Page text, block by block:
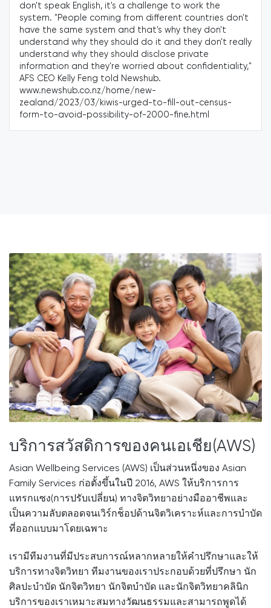
to work the
countries don't
why they don't
and they don't really
private
confidentiality,"
fill-out-census-
fine.html
"We've been to all the
submissions we had to
prioritised, and what we see
nothing about us. It's really
Auckland GP Carlos Lam said
of touch with Asian
enablers director Haggerty
interpretation services for
assess mental health services
providers. Link:
บริการสวัสดิการของคนเอเชีย(AWS)
Asian Wellbeing Services (AWS) เป็นส่วนหนึ่งของ Asian
Family Services ก่อตั้งขึ้นในปี 2016, AWS ให้บริการการ
แทรกแซง(การปรับเปลี่ยน) ทางจิตวิทยาอย่างมืออาชีพและ
เป็นความลับตลอดจนเวิร์กช็อปด้านจิตวิเคราะห์และการบำบัด
ที่ออกแบบมาโดยเฉพาะ
เรามีทีมงานที่มีประสบการณ์หลากหลายให้คำปรึกษาและให้
บริการทางจิตวิทยา ทีมงานของเราประกอบด้วยที่ปรึกษา นัก
ศิลปะบำบัด นักจิตวิทยา นักจิตบำบัด และนักจิตวิทยาคลินิก
บริการของเราเหมาะสมทางวัฒนธรรมและสามารถพูดได้